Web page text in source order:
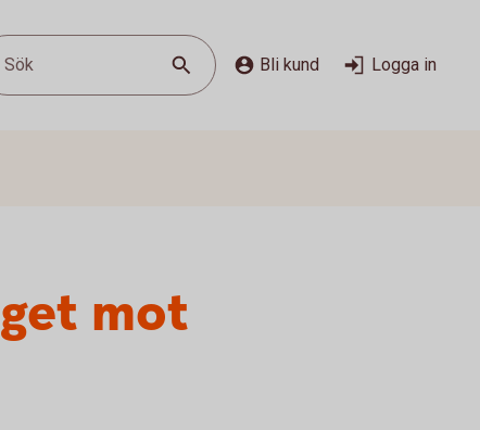
Sök Bli kund Logga in
mot